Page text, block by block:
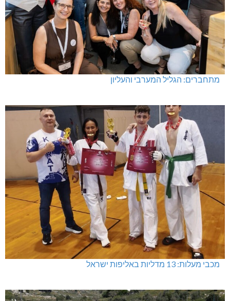
מתחברים: הגליל המערבי והעליון
מכבי מעלות: 13 מדליות באליפות ישראל